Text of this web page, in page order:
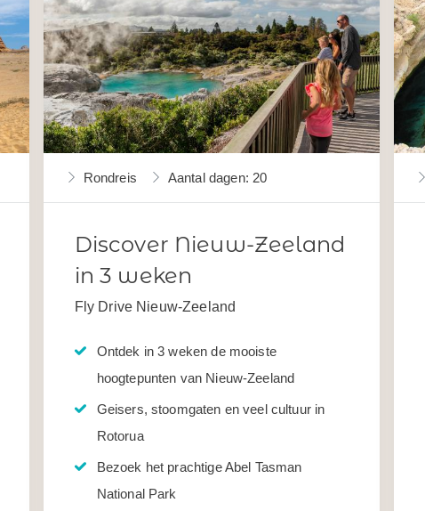
Rondreis Aantal dagen: 20
Discover Nieuw-Zeeland
in 3 weken
Fly Drive Nieuw-Zeeland
Ontdek in 3 weken de mooiste
hoogtepunten van Nieuw-Zeeland
Geisers, stoomgaten en veel cultuur in
Rotorua
Bezoek het prachtige Abel Tasman
National Park